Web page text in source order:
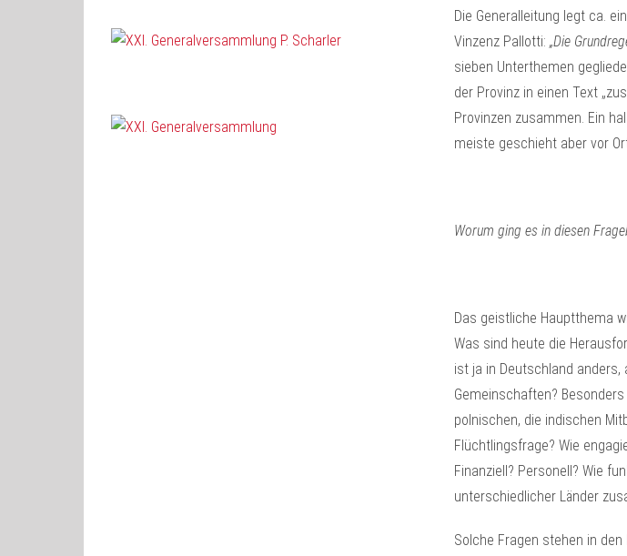
Die Generalleitung legt ca.
Vinzenz Pallotti: „Die
sieben Unterthemen
der Provinz in einen Text
Provinzen zusammen. Ein
meiste geschieht aber vor
Worum ging es in diesen
Das geistliche Hauptthema
Was sind heute die
ist ja in Deutschland anders,
Gemeinschaften?
polnischen, die indischen
Flüchtlingsfrage? Wie
Finanziell? Personell? Wie
unterschiedlicher Länder
Solche Fragen stehen in